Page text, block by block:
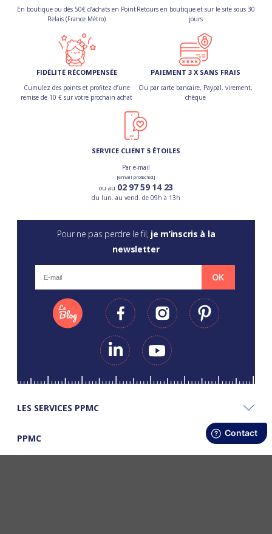
En boutique ou dès 50€ d’achats en Point
Relais (France Métro)
Retours en boutique et sur le site sous 30
jours
FIDÉLITÉ RÉCOMPENSÉE
Cumulez des points et profitez d’une
remise de 10 € sur votre prochain achat
PAIEMENT 3 X SANS FRAIS
Ou par carte bancaire, Paypal, virement,
chèque
SERVICE CLIENT 5 ÉTOILES
Par e-mail
[email protected]
ou au 02 97 59 14 23
du lun. au vend. de 09h à 13h
Pour ne pas perdre le fil, je m’inscris à la
newsletter
OK
LES SERVICES PPMC
PPMC